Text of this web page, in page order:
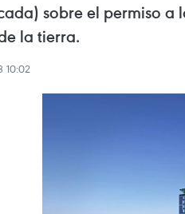
sobre el permiso a
la tierra.
10:02